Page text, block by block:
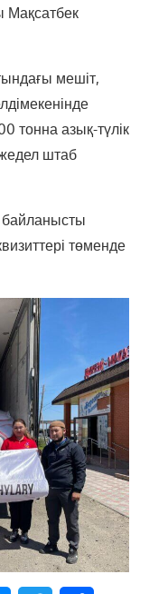
Мақсатбек
мешіт,
тонна азық-түлік
штаб
байланысты
төменде